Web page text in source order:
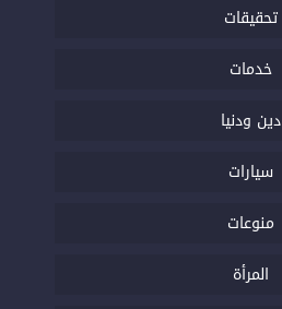
تحقيقات
خدمات
دين ودنيا
سيارات
منوعات
المرأة